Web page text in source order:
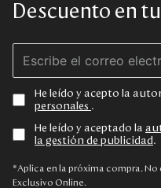
Descuento en
He leído y acepto la
personales .
He leído y aceptado la
la gestión de publicidad .
*Aplica en la próxima compra.
Exclusivo Online.